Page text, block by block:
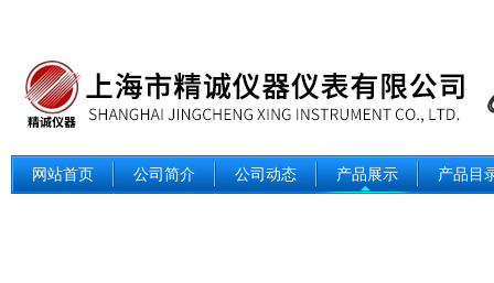
网站首页 公司简介 公司动态 产品展示 产品目